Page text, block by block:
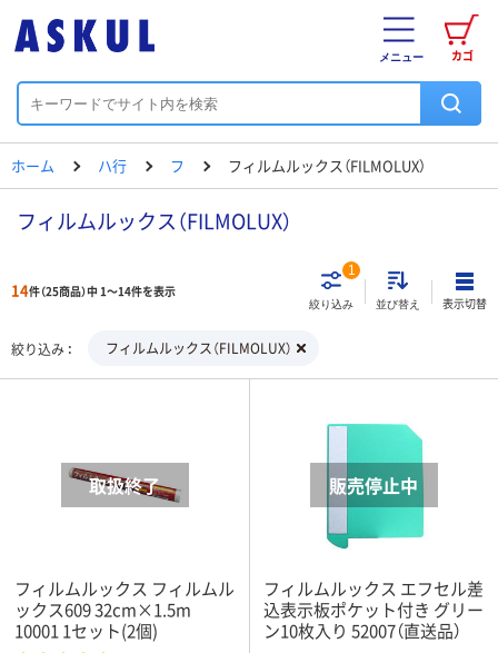
カゴ
メニュー
ホーム ハ行 フ フィルムルックス（FILMOLUX）
フィルムルックス（FILMOLUX）
14件（25商品）中 1～14件を表示
絞り込み
1
並び替え 表示切替
絞り込み フィルムルックス（FILMOLUX）
フィルムルックス フィルムル
ックス609 32cm×1.5m
10001 1セット(2個)
フィルムルックス エフセル差
込表示板ポケット付き グリー
ン10枚入り 52007（直送品）